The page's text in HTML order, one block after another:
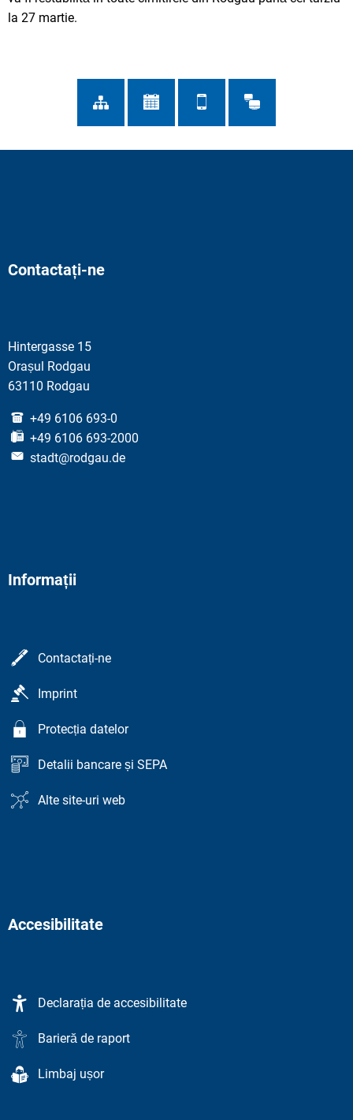
la 27 martie.
Contactați-ne
Hintergasse 15
Orașul Rodgau
63110 Rodgau
+49 6106 693-0
+49 6106 693-2000
stadt@rodgau.de
Informații
Contactați-ne
Imprint
Protecția datelor
Detalii bancare și SEPA
Alte site-uri web
Accesibilitate
Declarația de accesibilitate
Barieră de raport
Limbaj ușor